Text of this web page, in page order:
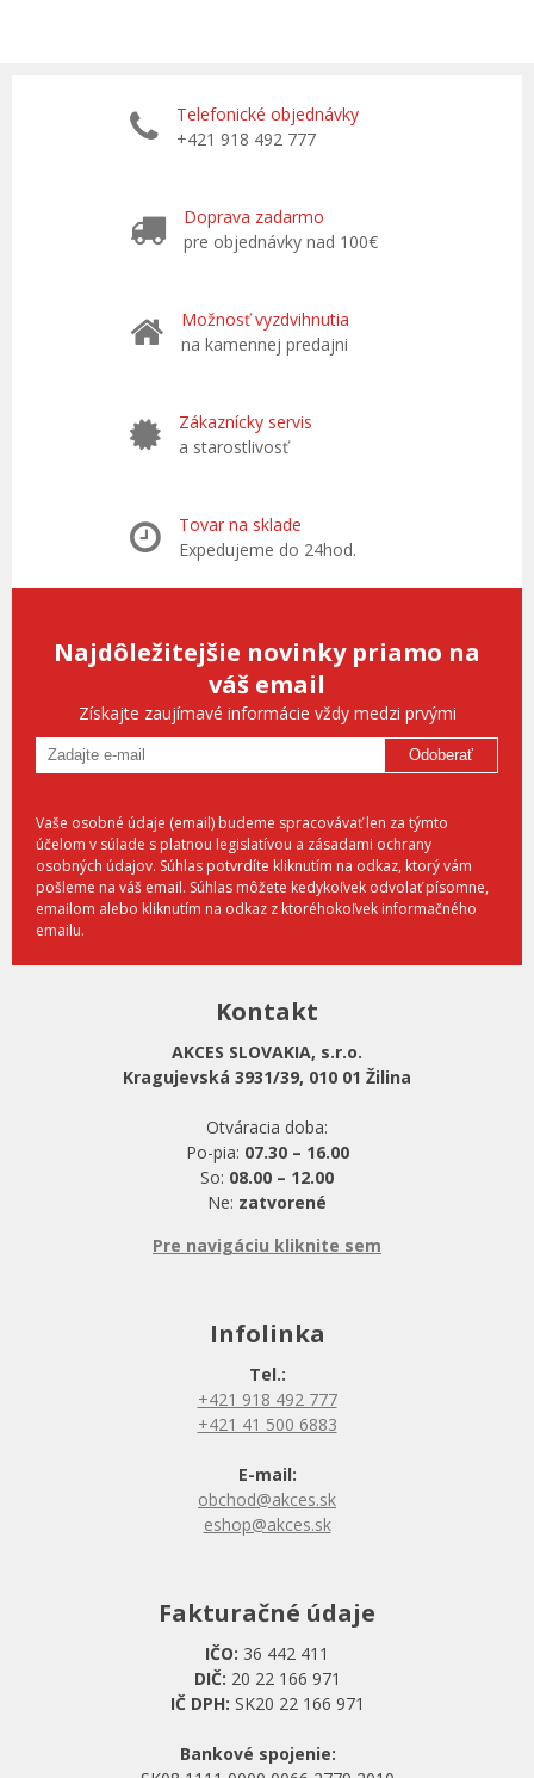
Telefonické objednávky
+421 918 492 777
Doprava zadarmo
pre objednávky nad 100€
Možnosť vyzdvihnutia
na kamennej predajni
Zákaznícky servis
a starostlivosť
Tovar na sklade
Expedujeme do 24hod.
Najdôležitejšie novinky priamo na
váš email
Získajte zaujímavé informácie vždy medzi prvými
Odoberať
Vaše osobné údaje (email) budeme spracovávať len za týmto
účelom v súlade s platnou legislatívou a zásadami ochrany
osobných údajov. Súhlas potvrdíte kliknutím na odkaz, ktorý vám
pošleme na váš email. Súhlas môžete kedykoľvek odvolať písomne,
emailom alebo kliknutím na odkaz z ktoréhokoľvek informačného
emailu.
Kontakt
AKCES SLOVAKIA, s.r.o.
Kragujevská 3931/39, 010 01 Žilina
Otváracia doba:
Po-pia: 07.30 – 16.00
So: 08.00 – 12.00
Ne: zatvorené
Pre navigáciu kliknite sem
Infolinka
Tel.:
+421 918 492 777
+421 41 500 6883
E-mail:
obchod@akces.sk
eshop@akces.sk
Fakturačné údaje
IČO: 36 442 411
DIČ: 20 22 166 971
IČ DPH: SK20 22 166 971
Bankové spojenie: